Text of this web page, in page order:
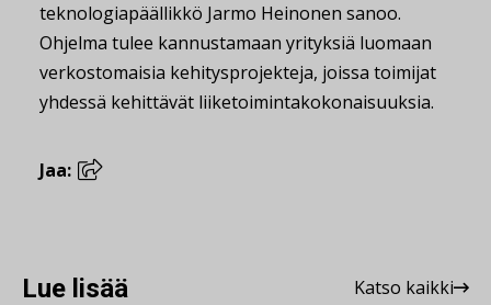
teknologiapäällikkö Jarmo Heinonen sanoo.
Ohjelma tulee kannustamaan yrityksiä luomaan
verkostomaisia kehitysprojekteja, joissa toimijat
yhdessä kehittävät liiketoimintakokonaisuuksia.
Jaa:
Lue lisää Katso kaikki